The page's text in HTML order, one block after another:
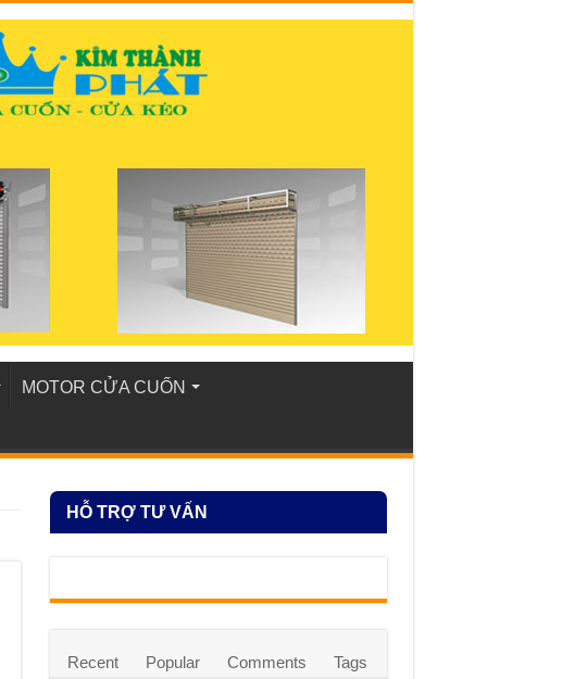
MOTOR CỬA CUỐN
HỖ TRỢ TƯ VẤN
Recent Popular Comments Tags